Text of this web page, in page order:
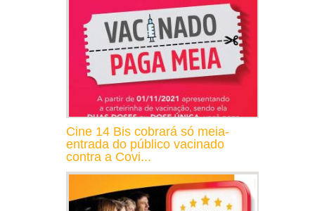
Cine 14 Bis cobrará só meia-
entrada do público vacinado
contra a Covi...